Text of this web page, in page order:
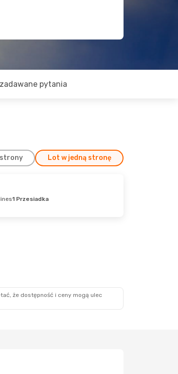
pytania
Lot w jedną stronę
1 Przesiadka
że dostępność i ceny mogą ulec